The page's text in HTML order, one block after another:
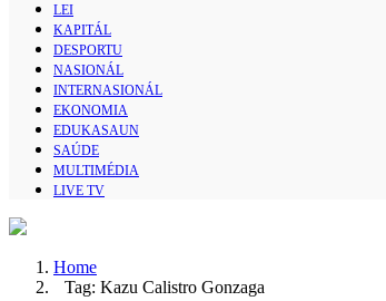
LEI
KAPITÁL
DESPORTU
NASIONÁL
INTERNASIONÁL
EKONOMIA
EDUKASAUN
SAÚDE
MULTIMÉDIA
LIVE TV
Home
Tag: Kazu Calistro Gonzaga